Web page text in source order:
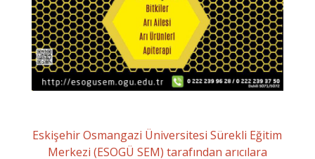
Eskişehir Osmangazi Üniversitesi Sürekli Eğitim
Merkezi (ESOGÜ SEM) tarafından arıcılara